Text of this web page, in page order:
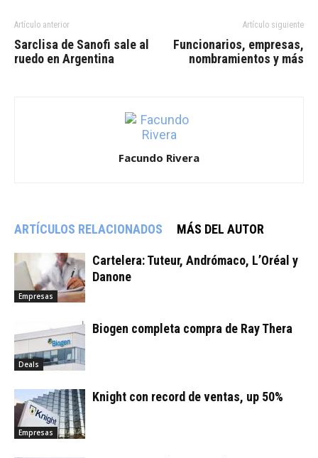
Artículo anterior
Sarclisa de Sanofi sale al
ruedo en Argentina
Artículo siguiente
Funcionarios, empresas,
nombramientos y más
Facundo Rivera
ARTÍCULOS RELACIONADOS MÁS DEL AUTOR
Empresas
Cartelera: Tuteur, Andrómaco, L’Oréal y
Danone
Deals
Biogen completa compra de Ray Thera
Empresas
Knight con record de ventas, up 50%